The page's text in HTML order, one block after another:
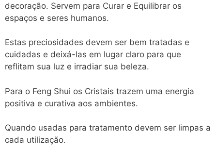
decoração. Servem para Curar e Equilibrar os
espaços e seres humanos.
Estas preciosidades devem ser bem tratadas e
cuidadas e deixá-las em lugar claro para que
reflitam sua luz e irradiar sua beleza.
Para o Feng Shui os Cristais trazem uma energia
positiva e curativa aos ambientes.
Quando usadas para tratamento devem ser limpas a
cada utilização.